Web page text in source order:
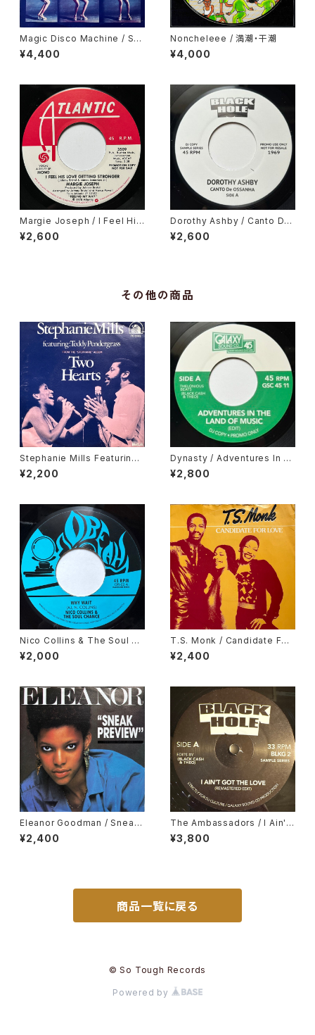
Magic Disco Machine / Scr
atchin'
¥4,400
Noncheleee / 満潮・干潮
¥4,000
Margie Joseph / I Feel His
Love Getting Stronger
¥2,600
Dorothy Ashby / Canto De
Ossanha, Cause I Need It
¥2,600
その他の商品
Stephanie Mills Featuring
Teddy Pendergrass / Two
Hearts
¥2,200
Dynasty / Adventures In T
he Land Of Music, Cesar M
ariano & Cia / Metropole
¥2,800
Nico Collins & The Soul Ch
ance / Why Wait
¥2,000
T.S. Monk / Candidate For
Love
¥2,400
Eleanor Goodman / Sneak
Preview
¥2,400
The Ambassadors / I Ain't
Got The Love, Nancy Hollo
way / Hurts So Bad
¥3,800
商品一覧に戻る
© So Tough Records
Powered by